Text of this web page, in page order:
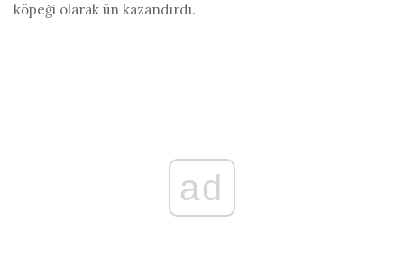
köpeği olarak ün kazandırdı.
ad